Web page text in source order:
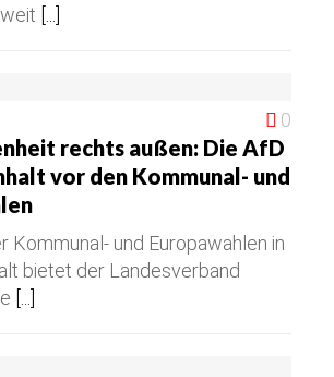
0
rechts außen: Die AfD
vor den Kommunal- und
Kommunal- und Europawahlen in
bietet der Landesverband